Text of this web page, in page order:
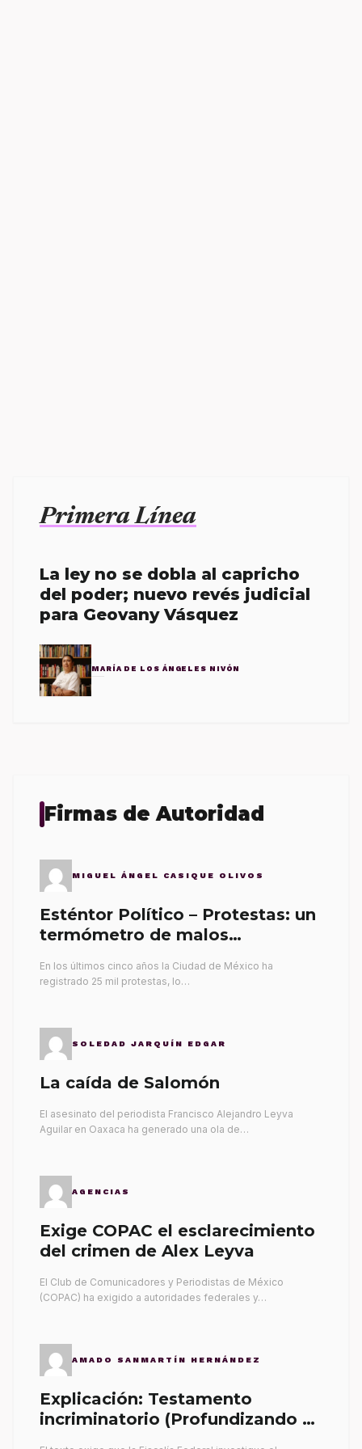
Primera Línea
La ley no se dobla al capricho
del poder; nuevo revés judicial
para Geovany Vásquez
MARÍA DE LOS ÁNGELES NIVÓN
Firmas de Autoridad
MIGUEL ÁNGEL CASIQUE OLIVOS
Esténtor Político – Protestas: un
termómetro de malos
En los últimos cinco años la Ciudad de México ha
registrado 25 mil protestas, lo…
SOLEDAD JARQUÍN EDGAR
La caída de Salomón
El asesinato del periodista Francisco Alejandro Leyva
Aguilar en Oaxaca ha generado una ola de…
AGENCIAS
Exige COPAC el esclarecimiento
del crimen de Alex Leyva
El Club de Comunicadores y Periodistas de México
(COPAC) ha exigido a autoridades federales y…
AMADO SANMARTÍN HERNÁNDEZ
Explicación: Testamento
incriminatorio (Profundizando su